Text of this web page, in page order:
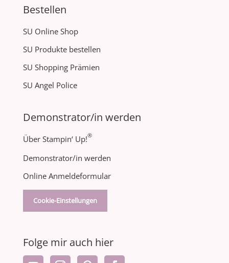
Bestellen
SU Online Shop
SU Produkte bestellen
SU Shopping Prämien
SU Angel Police
Demonstrator/in werden
Über Stampin‘ Up!®
Demonstrator/in werden
Online Anmeldeformular
Cookie-Einstellungen
Folge mir auch hier